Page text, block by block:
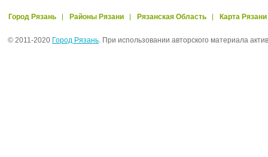
Город Рязань Районы Рязани Рязанская Область Карта Рязани
© 2011-2020 Город Рязань. При использовании авторского материала